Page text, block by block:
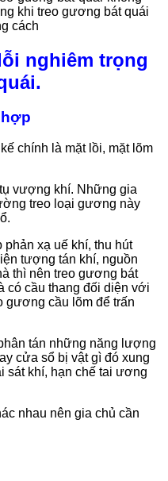
nghiêm trọng
chính là mặt lồi, mặt lõm
vượng khí. Những gia
treo loại gương này
xạ uế khí, thu hút
tượng tán khí, nguồn
thì nên treo gương bát
có cầu thang đối diện với
gương cầu lõm để trấn
tán những năng lượng
cửa sổ bị vật gì đó xung
sát khí, hạn chế tai ương
nhau nên gia chủ cần